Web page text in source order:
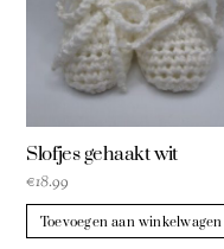
Slofjes gehaakt wit
€18.99
Toevoegen aan winkelwagen